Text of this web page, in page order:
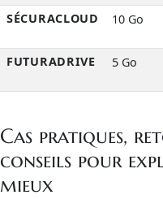
SÉCURACLOUD 10 Go
FUTURADRIVE 5 Go
Cas pratiques,
conseils pour
mieux